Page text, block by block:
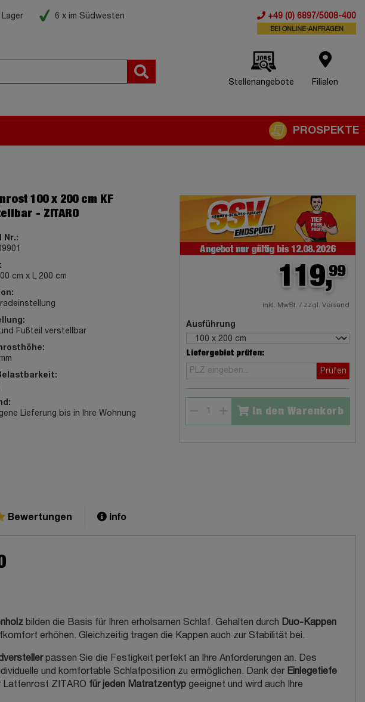
6 x im Südwesten +49 (0) 6897/5008-400
BEI ONLINE-ANFRAGEN
Stellenangebote Filialen
PROSPEKTE
100 x 200 cm KF
- ZITARO
Nr.:
cm x L 200 cm
Fußteil verstellbar
Lieferung bis in Ihre Wohnung
119,99
inkl. MwSt. / zzgl. Versand
Ausführung
Liefergebiet prüfen:
Prüfen
In den Warenkorb
Bewertungen Info
bilden die Basis für Ihren erholsamen Schlaf. Gehalten durch Duo-Kappen
erhöhen. Gleichzeitig tragen die Kappen auch zur Stabilität bei.
passen Sie die Festigkeit perfekt an Ihre Anforderungen an. Des
und komfortable Schlafposition zu ermöglichen. Dank der Einlegetiefe
Lattenrost ZITARO für jeden Matratzentyp geeignet und wird auch Ihre